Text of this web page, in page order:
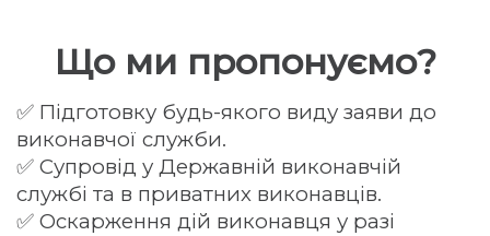
Що ми пропонуємо?
✅ Підготовку будь-якого виду заяви до
виконавчої служби.
✅ Супровід у Державній виконавчій
службі та в приватних виконавців.
✅ Оскарження дій виконавця у разі